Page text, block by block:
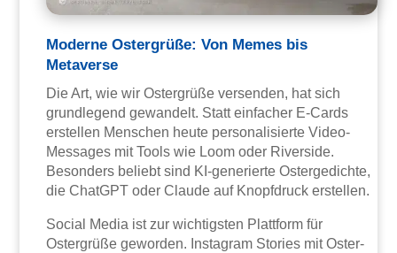
Moderne Ostergrüße: Von Memes bis
Metaverse
Die Art, wie wir Ostergrüße versenden, hat sich
grundlegend gewandelt. Statt einfacher E-Cards
erstellen Menschen heute personalisierte Video-
Messages mit Tools wie Loom oder Riverside.
Besonders beliebt sind KI-generierte Ostergedichte,
die ChatGPT oder Claude auf Knopfdruck erstellen.
Social Media ist zur wichtigsten Plattform für
Ostergrüße geworden. Instagram Stories mit Oster-